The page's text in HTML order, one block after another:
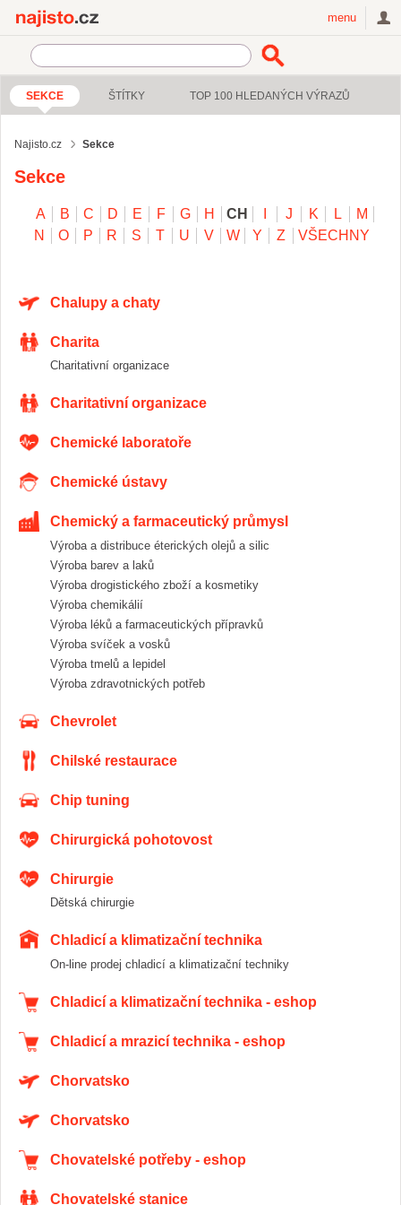
menu
SEKCE ŠTÍTKY TOP 100 HLEDANÝCH VÝRAZŮ
Najisto.cz Sekce
Sekce
A B C D E F G H CH J K L
M
N
O P R S T U V W Y Z VŠECHNY
Chalupy a chaty
Charita
Charitativní organizace
Charitativní organizace
Chemické laboratoře
Chemické ústavy
Chemický a farmaceutický průmysl
Výroba a distribuce éterických olejů a silic
Výroba barev a laků
Výroba drogistického zboží a kosmetiky
Výroba chemikálií
Výroba léků a farmaceutických přípravků
Výroba svíček a vosků
Výroba tmelů a lepidel
Výroba zdravotnických potřeb
Chevrolet
Chilské restaurace
Chip tuning
Chirurgická pohotovost
Chirurgie
Dětská chirurgie
Chladicí a klimatizační technika
On-line prodej chladicí a klimatizační techniky
Chladicí a klimatizační technika - eshop
Chladicí a mrazicí technika - eshop
Chorvatsko
Chorvatsko
Chovatelské potřeby - eshop
Chovatelské stanice